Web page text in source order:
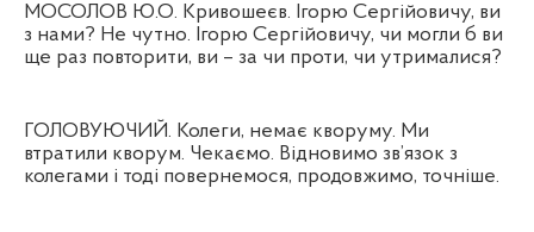
МОСОЛОВ Ю.О. Кривошеєв. Ігорю Сергійовичу, ви
з нами? Не чутно. Ігорю Сергійовичу, чи могли б ви
ще раз повторити, ви – за чи проти, чи утрималися?
ГОЛОВУЮЧИЙ. Колеги, немає кворуму. Ми
втратили кворум. Чекаємо. Відновимо зв’язок з
колегами і тоді повернемося, продовжимо, точніше.